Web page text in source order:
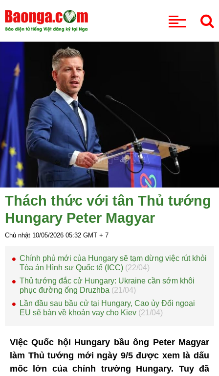
Thách thức với tân Thủ tướng
Hungary Peter Magyar
Chủ nhật 10/05/2026 05:32 GMT + 7
Chính phủ mới của Hungary sẽ tạm dừng việc rút khỏi
Tòa án Hình sự Quốc tế (ICC) (22/04)
Thủ tướng đắc cử Hungary: Ukraine cần sớm khôi
phục đường ống Druzhba (21/04)
Lần đầu sau bầu cử tại Hungary, Cao ủy Đối ngoại
EU sẽ bàn về khoản vay cho Kiev (21/04)
Việc Quốc hội Hungary bầu ông Peter Magyar
làm Thủ tướng mới ngày 9/5 được xem là dấu
mốc lớn của chính trường Hungary. Tuy đã